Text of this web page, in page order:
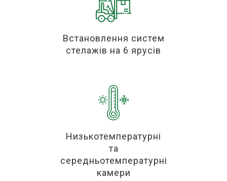
Встановлення систем
стелажів на 6 ярусів
Низькотемпературні
та
середньотемпературні
камери